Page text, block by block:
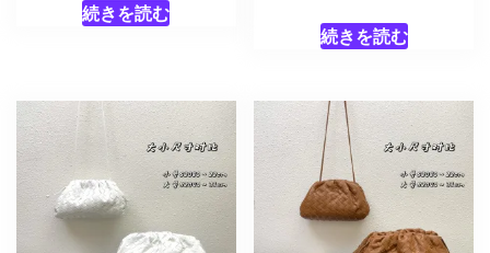
続きを読む
続きを読む